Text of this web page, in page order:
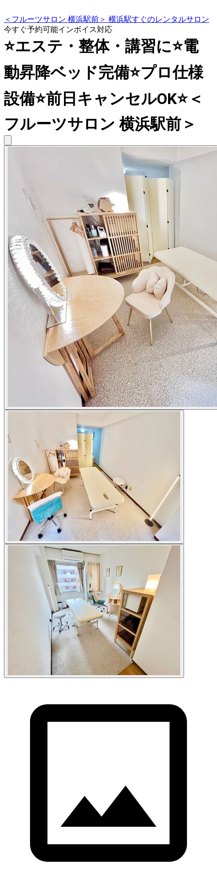
＜フルーツサロン 横浜駅前＞ 横浜駅すぐのレンタルサロン
今すぐ予約可能インボイス対応
⭐️エステ・整体・講習に⭐️電
動昇降ベッド完備⭐️プロ仕様
設備⭐️前日キャンセルOK⭐️＜
フルーツサロン 横浜駅前＞